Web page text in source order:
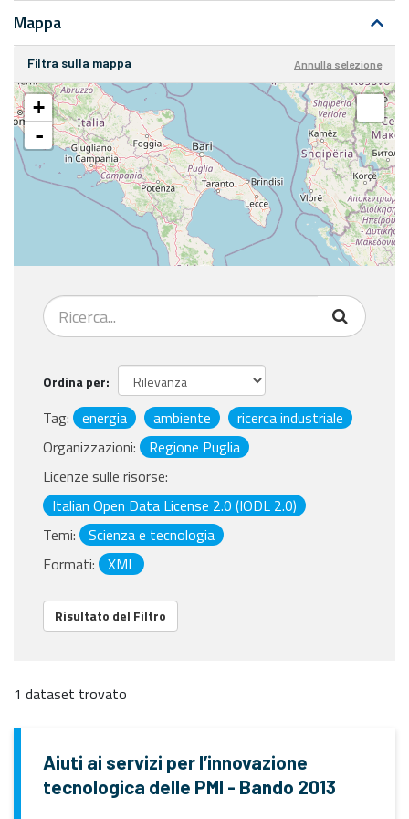
Mappa
Filtra sulla mappa Annulla selezione
+
-
Ordina per
Tag: energia ambiente
ricerca industriale
Organizzazioni:
Regione Puglia
Licenze sulle risorse:
Italian Open Data License 2.0 (IODL 2.0)
Temi:
Scienza e tecnologia
Formati:
XML
Risultato del Filtro
1 dataset trovato
Aiuti ai servizi per l’innovazione
tecnologica delle PMI - Bando 2013